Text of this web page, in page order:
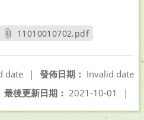
11010010702.pdf
發佈日期： Invalid date
date
|
最後更新日期： 2021-10-01 |